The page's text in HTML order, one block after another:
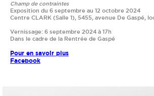
Champ de contraintes
Exposition du 6 septembre au 12 octobre 2024
Centre CLARK (Salle 1), 5455, avenue De Gaspé,
Vernissage: 6 septembre 2024 à 17h
Dans le cadre de la Rentrée de Gaspé
Pour en savoir plus
Facebook